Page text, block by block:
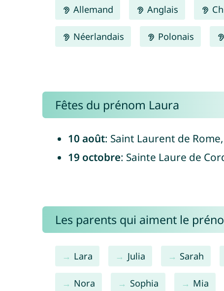
Allemand Anglais
Néerlandais Polonais
Fêtes du prénom Laura
10 août: Saint Laurent de
19 octobre: Sainte Laure de
Les parents qui aiment le
Lara Julia Sarah
Nora Sophia Mia